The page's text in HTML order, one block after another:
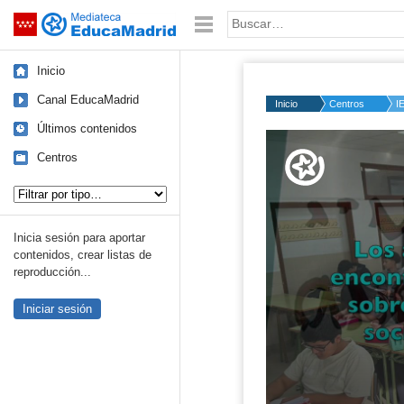
Saltar navegación Palabra o frase:
Inicio
Canal EducaMadrid
Últimos contenidos
Centros
Inicia sesión para aportar
contenidos, crear listas de
reproducción...
Iniciar sesión
Inicio Centros
Volume
50%